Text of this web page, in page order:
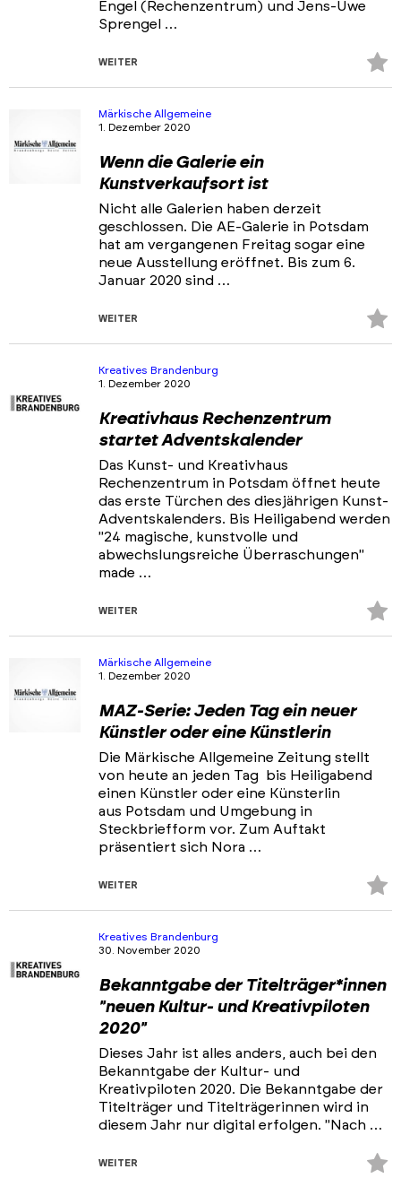
Engel (Rechenzentrum) und Jens-Uwe
Sprengel …
WEITER
Märkische Allgemeine
1. Dezember 2020
Wenn die Galerie ein
Kunstverkaufsort ist
Nicht alle Galerien haben derzeit
geschlossen. Die AE-Galerie in Potsdam
hat am vergangenen Freitag sogar eine
neue Ausstellung eröffnet. Bis zum 6.
Januar 2020 sind …
WEITER
Kreatives Brandenburg
1. Dezember 2020
Kreativhaus Rechenzentrum
startet Adventskalender
Das Kunst- und Kreativhaus
Rechenzentrum in Potsdam öffnet heute
das erste Türchen des diesjährigen Kunst-
Adventskalenders. Bis Heiligabend werden
"24 magische, kunstvolle und
abwechslungsreiche Überraschungen"
made …
WEITER
Märkische Allgemeine
1. Dezember 2020
MAZ-Serie: Jeden Tag ein neuer
Künstler oder eine Künstlerin
Die Märkische Allgemeine Zeitung stellt
von heute an jeden Tag bis Heiligabend
einen Künstler oder eine Künsterlin
aus Potsdam und Umgebung in
Steckbriefform vor. Zum Auftakt
präsentiert sich Nora …
WEITER
Kreatives Brandenburg
30. November 2020
Bekanntgabe der Titelträger*innen
"neuen Kultur- und Kreativpiloten
2020"
Dieses Jahr ist alles anders, auch bei den
Bekanntgabe der Kultur- und
Kreativpiloten 2020. Die Bekanntgabe der
Titelträger und Titelträgerinnen wird in
diesem Jahr nur digital erfolgen. "Nach …
WEITER